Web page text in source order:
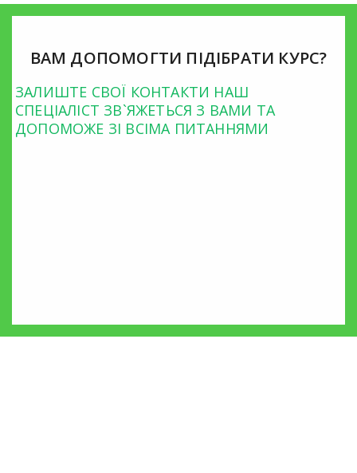
ВАМ ДОПОМОГТИ ПІДІБРАТИ КУРС?
ЗАЛИШТЕ СВОЇ КОНТАКТИ НАШ
СПЕЦІАЛІСТ ЗВ`ЯЖЕТЬСЯ З ВАМИ ТА
ДОПОМОЖЕ ЗІ ВСІМА ПИТАННЯМИ